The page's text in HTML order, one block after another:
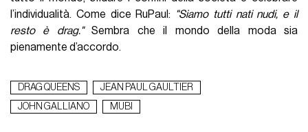
l’individualità. Come dice RuPaul:
"Siamo tutti nati nudi, e il
resto è drag."Sembra che il mondo della moda sia
pienamente d’accordo.
DRAG QUEENS
JEAN PAUL GAULTIER
JOHN GALLIANO
MUBI